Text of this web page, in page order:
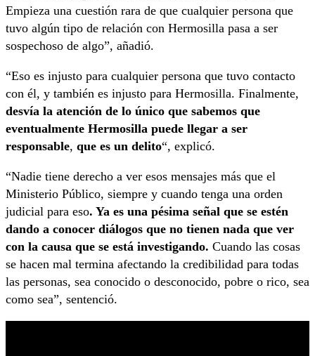
Empieza una cuestión rara de que cualquier persona que
tuvo algún tipo de relación con Hermosilla pasa a ser
sospechoso de algo”, añadió.
“Eso es injusto para cualquier persona que tuvo contacto
con él, y también es injusto para Hermosilla. Finalmente,
desvía la atención de lo único que sabemos que
eventualmente Hermosilla puede llegar a ser
responsable, que es un delito“, explicó.
“Nadie tiene derecho a ver esos mensajes más que el
Ministerio Público, siempre y cuando tenga una orden
judicial para eso. Ya es una pésima señal que se estén
dando a conocer diálogos que no tienen nada que ver
con la causa que se está investigando. Cuando las cosas
se hacen mal termina afectando la credibilidad para todas
las personas, sea conocido o desconocido, pobre o rico, sea
como sea”, sentenció.